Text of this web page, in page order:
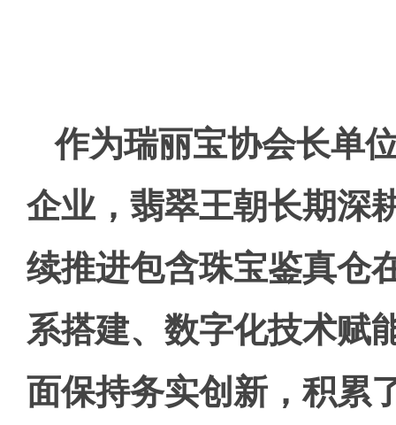
作为瑞丽宝协会长单
企业，翡翠王朝长期深
续推进包含珠宝鉴真仓
系搭建、数字化技术赋
面保持务实创新，积累